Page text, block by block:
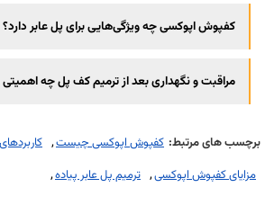
کفپوش اپوکسی چه ویژگی‌هایی برای پل عابر دارد؟
مراقبت و نگهداری بعد از ترمیم کف پل چه اهمیتی
برچسب های مرتبط: کفپوش اپوکسی چیست
مزایای کفپوش اپوکسی
ترمیم پل عابر پیاده